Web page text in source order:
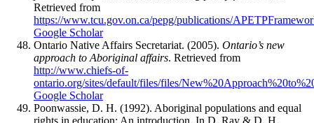
Retrieved from
https://www.tcu.gov.on.ca/pepg/publications/
Google Scholar
Ontario Native Affairs Secretariat. (2005). Ontario’s new
approach to Aboriginal affairs. Retrieved from
http://www.chiefs-of-
ontario.org/sites/default/files/files/
Google Scholar
Poonwassie, D. H. (1992). Aboriginal populations and equal